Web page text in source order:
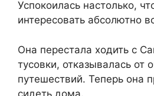
Успокоилась настолько,
интересовать абсолютно
Она перестала ходить с
тусовки, отказывалась от
путешествий. Теперь она
сидеть дома.